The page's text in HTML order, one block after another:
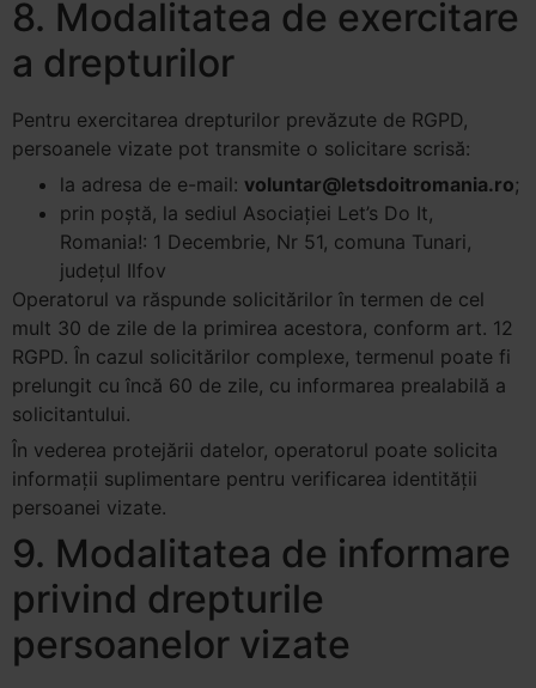
8. Modalitatea de exercitare
a drepturilor
Pentru exercitarea drepturilor prevăzute de RGPD,
persoanele vizate pot transmite o solicitare scrisă:
la adresa de e-mail: voluntar@letsdoitromania.ro;
prin poștă, la sediul Asociației Let’s Do It,
Romania!: 1 Decembrie, Nr 51, comuna Tunari,
judeţul Ilfov
Operatorul va răspunde solicitărilor în termen de cel
mult 30 de zile de la primirea acestora, conform art. 12
RGPD. În cazul solicitărilor complexe, termenul poate fi
prelungit cu încă 60 de zile, cu informarea prealabilă a
solicitantului.
În vederea protejării datelor, operatorul poate solicita
informații suplimentare pentru verificarea identității
persoanei vizate.
9. Modalitatea de informare
privind drepturile
persoanelor vizate